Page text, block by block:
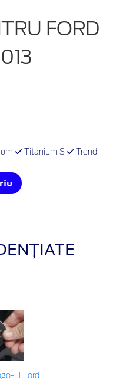
FORD
Titanium S Trend
ul Ford